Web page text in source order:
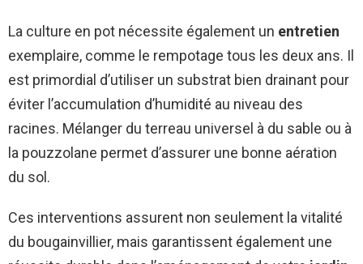
La culture en pot nécessite également un entretien
exemplaire, comme le rempotage tous les deux ans. Il
est primordial d’utiliser un substrat bien drainant pour
éviter l’accumulation d’humidité au niveau des
racines. Mélanger du terreau universel à du sable ou à
la pouzzolane permet d’assurer une bonne aération
du sol.
Ces interventions assurent non seulement la vitalité
du bougainvillier, mais garantissent également une